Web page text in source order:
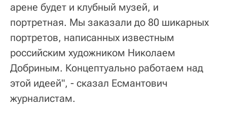
арене будет и клубный музей, и
портретная. Мы заказали до 80 шикарных
портретов, написанных известным
российским художником Николаем
Добриным. Концептуально работаем над
этой идеей", - сказал Есмантович
журналистам.